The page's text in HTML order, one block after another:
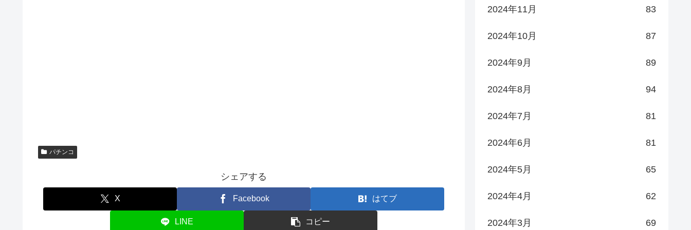
パチンコ
シェアする
X Facebook はてブ
LINE コピー
2024年11月 83
2024年10月 87
2024年9月 89
2024年8月 94
2024年7月 81
2024年6月 81
2024年5月 65
2024年4月 62
2024年3月 69